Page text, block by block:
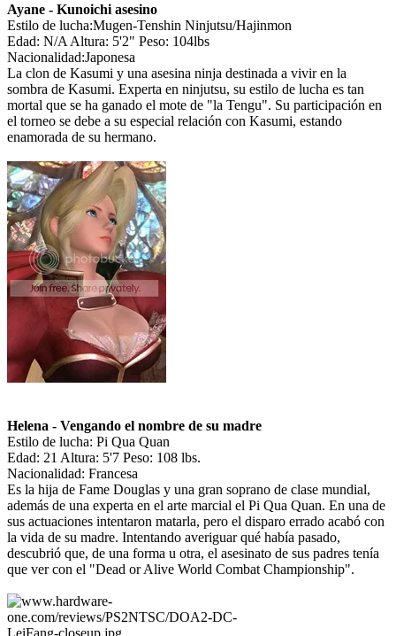
Ayane - Kunoichi asesino
Estilo de lucha:Mugen-Tenshin Ninjutsu/Hajinmon
Edad: N/A Altura: 5'2" Peso: 104lbs
Nacionalidad:Japonesa
La clon de Kasumi y una asesina ninja destinada a vivir en la
sombra de Kasumi. Experta en ninjutsu, su estilo de lucha es tan
mortal que se ha ganado el mote de "la Tengu". Su participación en
el torneo se debe a su especial relación con Kasumi, estando
enamorada de su hermano.
Helena - Vengando el nombre de su madre
Estilo de lucha: Pi Qua Quan
Edad: 21 Altura: 5'7 Peso: 108 lbs.
Nacionalidad: Francesa
Es la hija de Fame Douglas y una gran soprano de clase mundial,
además de una experta en el arte marcial el Pi Qua Quan. En una de
sus actuaciones intentaron matarla, pero el disparo errado acabó con
la vida de su madre. Intentando averiguar qué había pasado,
descubrió que, de una forma u otra, el asesinato de sus padres tenía
que ver con el "Dead or Alive World Combat Championship".